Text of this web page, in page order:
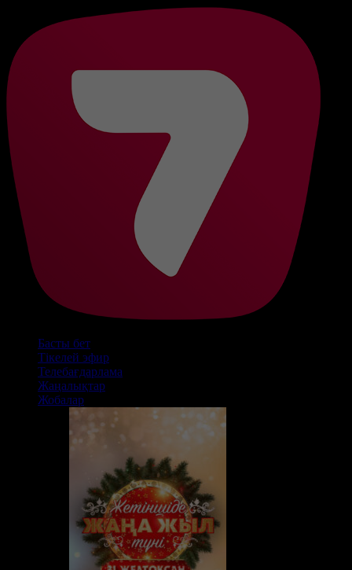
Басты бет
Тікелей эфир
Телебағдарлама
Жаңалықтар
Жобалар